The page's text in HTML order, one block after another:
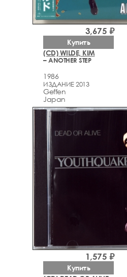
(CD) WILDE, KIM
– ANOTHER STEP
1986
ИЗДАНИЕ 2013
Geffen
Japan
3,675 ₽
Купить
1,575 ₽
Купить